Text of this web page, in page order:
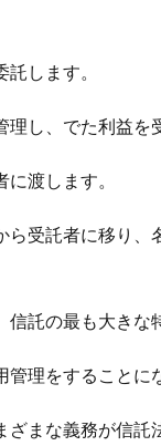
します。
し、でた利益を
渡します。
受託者に移り、
託の最も大きな
理をすることに
まな義務が信託